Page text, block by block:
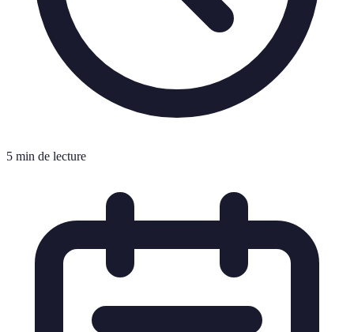
5 min de lecture